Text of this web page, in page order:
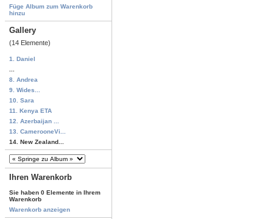
Füge Album zum Warenkorb
hinzu
Gallery
(14 Elemente)
1. Daniel
8. Andrea
9. Wides...
10. Sara
11. Kenya ETA
12. Azerbaijan ...
13. CamerooneVi...
14. New Zealand...
Ihren Warenkorb
Sie haben 0 Elemente in Ihrem
Warenkorb
Warenkorb anzeigen